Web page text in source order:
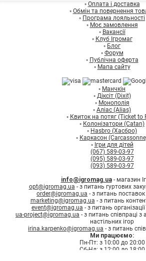
◦ Оплата і доставка
◦ Обмін та повернення
◦ Програма лояльності
◦ Моє замовлення
◦ Вакансії
◦ Клуб Ігромаг
◦ Блог
◦ Форум
◦ Публічна оферта
◦ Мапа сайту
◦ Манчкін
◦ Діксіт (Dixit)
◦ Монополія
◦ Аліас (Alias)
◦ Квиток на потяг (Ticket to
◦ Колонізатори (Catan)
◦ Hasbro (Хасбро)
◦ Каркасон
◦ Ігри для дітей
(067) 589-03-97
(095) 589-03-97
(093) 589-03-97
info@igromag.ua- магазин
opt@igromag.ua - з питань гуртових
order@igromag.ua - з питань поставок
marketing@igromag.ua - з питань
event@igromag.ua - з питань організації
ua-project@igromag.ua - з питань співпраці
настільних ігор
irina.karpenko@igromag.ua - з питань
Ми працюємо:
Пн-Пт: з 10:00 до 20:00
Сб-Нд: з 12:00 до 18:00